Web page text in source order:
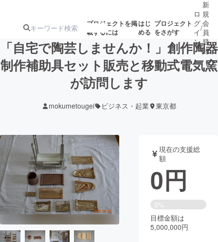
プロジェクトを掲
載するには
はじ
める
プロジェクト
をさがす
注目の新着プロ 募集終了が近いプ
ロジェクト
テクノロジー・ガジェット
映像・映画 書籍・雑誌
ビジネス・起業 チャレンジ
まちづくり・地域活性化
ロ
グ
イ
ン
/
新
規
会
員
登
録
「自宅で陶芸しませんか！」創作陶器
制作補助具セット販売と移動式電気窯
が訪問します
mokumetougei ビジネス・起業 東京都
現在の支援総
額
0円
0%
目標金額は
5,000,000円